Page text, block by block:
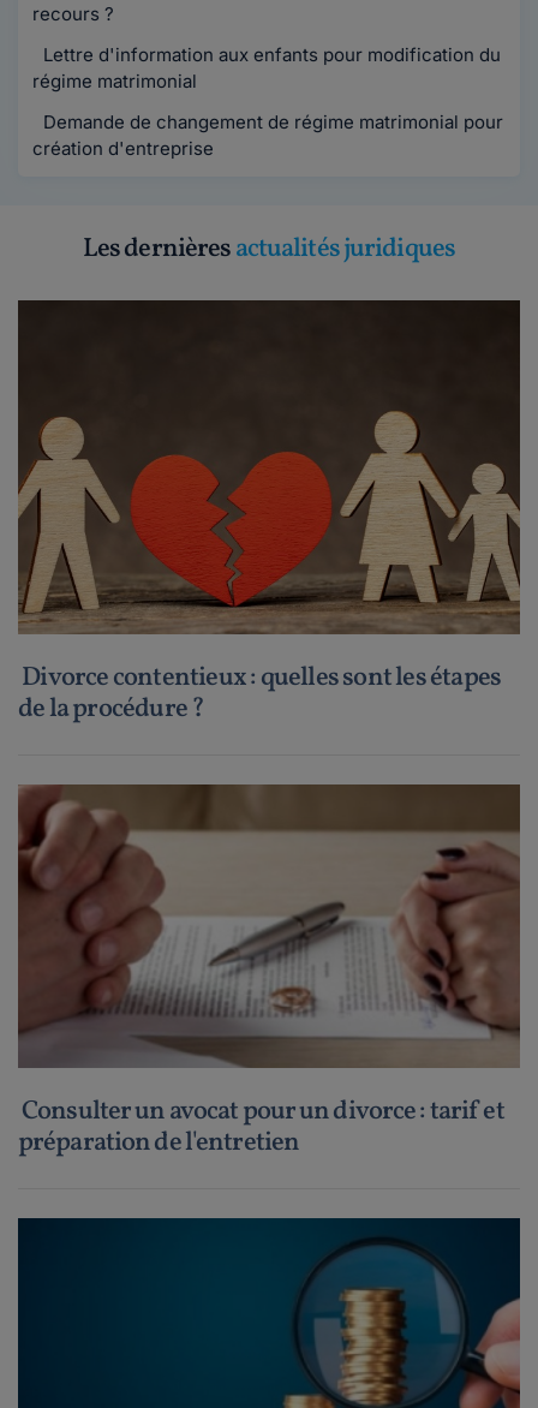
recours ?
Lettre d'information aux enfants pour modification du
régime matrimonial
Demande de changement de régime matrimonial pour
création d'entreprise
Les dernièresactualités juridiques
Divorce contentieux : quelles sont les étapes
de la procédure ?
Consulter un avocat pour un divorce : tarif et
préparation de l'entretien